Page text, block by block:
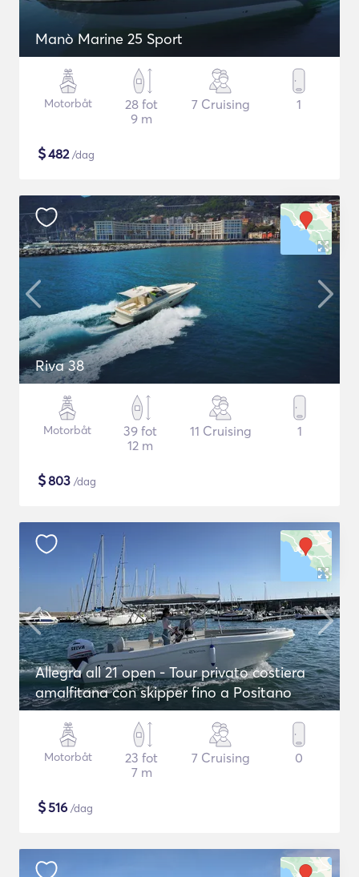
Manò Marine 25 Sport
Motorbåt
28 fot
9 m
7 Cruising 1
$482/dag
Riva 38
Motorbåt
39 fot
12 m
11 Cruising 1
$803 /dag
Allegra all 21 open - Tour privato costiera
amalfitana con skipper fino a Positano
Motorbåt
23 fot
7 m
7 Cruising 0
$516 /dag